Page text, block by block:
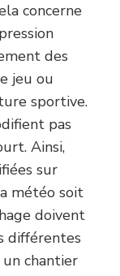
concerne
des
jeu ou
sportive.
pas
Ainsi,
sur
météo soit
doivent
différentes
chantier